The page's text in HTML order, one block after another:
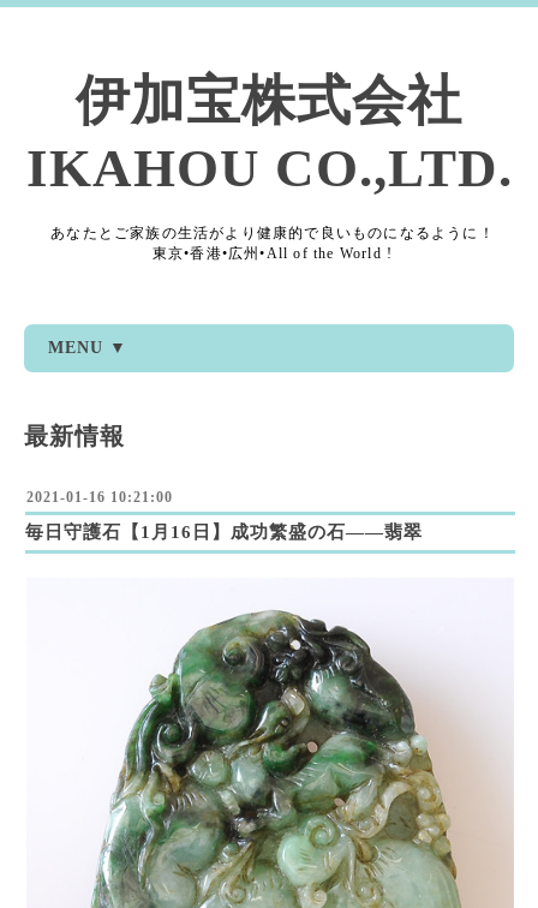
伊加宝株式会社
IKAHOU CO.,LTD.
あなたとご家族の生活がより健康的で良いものになるように！
東京•香港•広州•All of the World !
MENU ▼
最新情報
2021-01-16 10:21:00
毎日守護石【1月16日】成功繁盛の石――翡翠